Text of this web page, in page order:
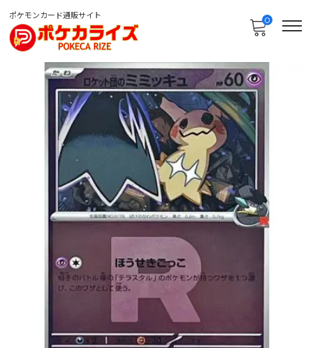
ポケモンカード通販サイト 0